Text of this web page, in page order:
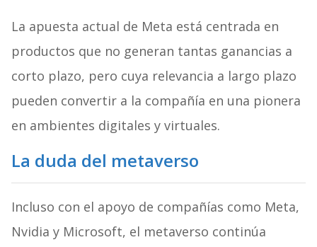
La apuesta actual de Meta está centrada en
productos que no generan tantas ganancias a
corto plazo, pero cuya relevancia a largo plazo
pueden convertir a la compañía en una pionera
en ambientes digitales y virtuales.
La duda del metaverso
Incluso con el apoyo de compañías como Meta,
Nvidia y Microsoft, el metaverso continúa